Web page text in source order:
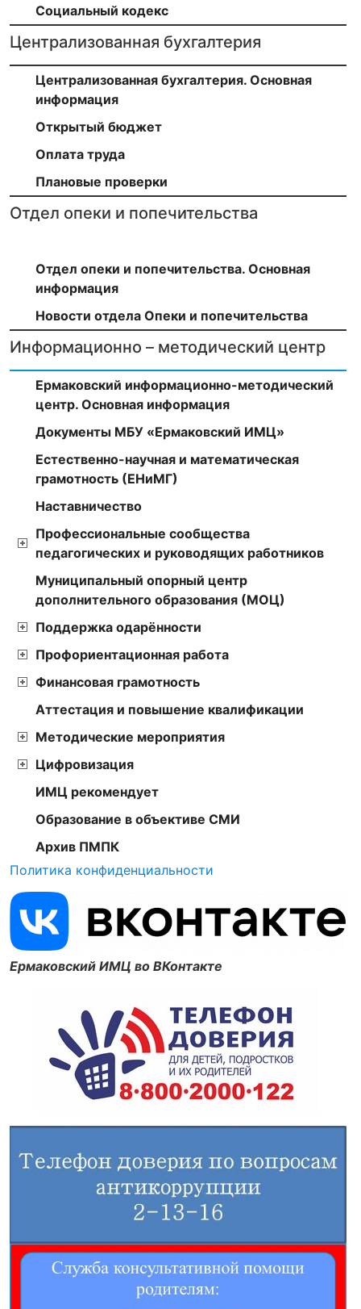
Социальный кодекс
Централизованная бухгалтерия
Централизованная бухгалтерия. Основная
информация
Открытый бюджет
Оплата труда
Плановые проверки
Отдел опеки и попечительства
Отдел опеки и попечительства. Основная
информация
Новости отдела Опеки и попечительства
Информационно – методический центр
Ермаковский информационно-методический
центр. Основная информация
Документы МБУ «Ермаковский ИМЦ»
Естественно-научная и математическая
грамотность (ЕНиМГ)
Наставничество
Профессиональные сообщества
педагогических и руководящих работников
Муниципальный опорный центр
дополнительного образования (МОЦ)
Поддержка одарённости
Профориентационная работа
Финансовая грамотность
Аттестация и повышение квалификации
Методические мероприятия
Цифровизация
ИМЦ рекомендует
Образование в объективе СМИ
Архив ПМПК
Политика конфиденциальности
Ермаковский ИМЦ во ВКонтакте